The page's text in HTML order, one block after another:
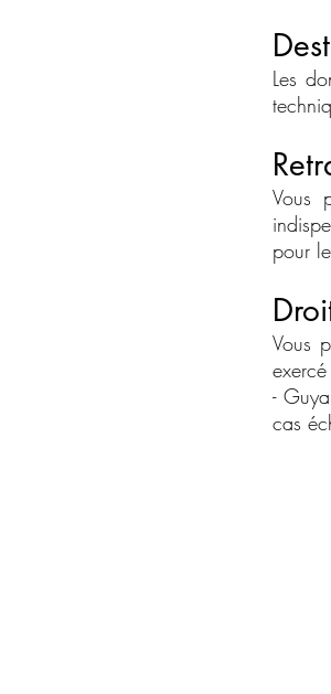
Les
Vous
pour
Vous
-
cas